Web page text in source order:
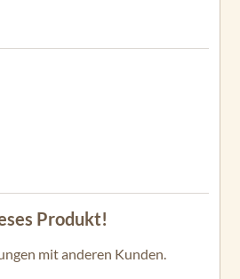
von 5 von 5 Sternen
Produkt!
mit anderen Kunden.